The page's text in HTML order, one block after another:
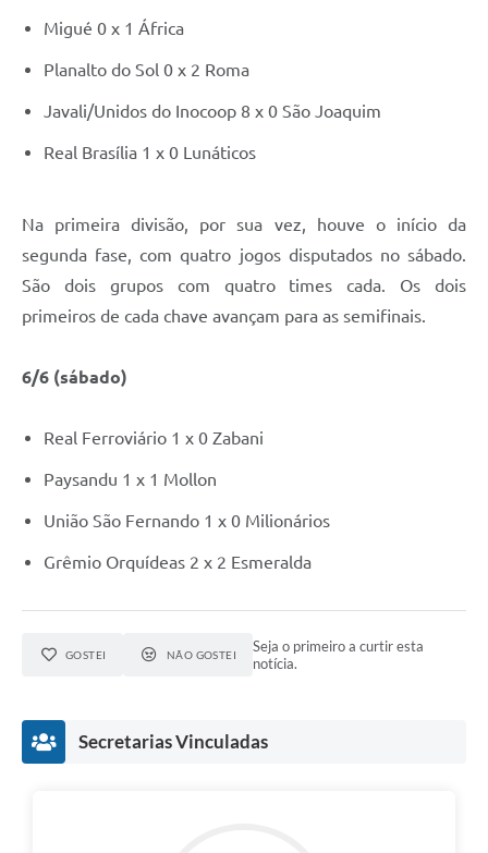
Migué 0 x 1 África
Planalto do Sol 0 x 2 Roma
Javali/Unidos do Inocoop 8 x 0 São Joaquim
Real Brasília 1 x 0 Lunáticos
Na primeira divisão, por sua vez, houve o início da
segunda fase, com quatro jogos disputados no sábado.
São dois grupos com quatro times cada. Os dois
primeiros de cada chave avançam para as semifinais.
6/6 (sábado)
Real Ferroviário 1 x 0 Zabani
Paysandu 1 x 1 Mollon
União São Fernando 1 x 0 Milionários
Grêmio Orquídeas 2 x 2 Esmeralda
GOSTEI NÃO GOSTEI
Seja o primeiro a curtir esta
notícia.
Secretarias Vinculadas